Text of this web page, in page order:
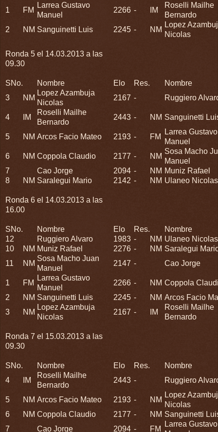
1 FM
Larrea Gustavo
Manuel
2266 - IM
Roselli Mailhe
Bernardo
2
NM Sanguinetti Luis 2245 - NM
Lopez
Nicolas
Ronda 5 el 14.03.2013 a las
09.30
SNo. Nombre Elo Res.
Nombre
3
NM
Lopez Azambuja
Nicolas
2167 - Ruggiero
4 IM
Roselli Mailhe
Bernardo
2443 - NM Sanguinetti
5 NM Arcos Facio Mateo 2193 - FM
Larrea Gustavo
Manuel
6
NM Coppola Claudio 2177 - NM
Sosa Macho
Manuel
7
Cao Jorge 2094 - NM Muniz Rafael
8
NM Saralegui Mario 2142 - NM Ulaneo Nicolas
Ronda 6 el 14.03.2013 a las
16.00
SNo. Nombre Elo Res.
Nombre
12
Ruggiero Alvaro 1983 - NM Ulaneo Nicolas
10
NM Muniz Rafael 2276 - NM Saralegui
11
NM
Sosa Macho Juan
Manuel
2147 - Cao Jorge
1 FM
Larrea Gustavo
Manuel
2266 - NM Coppola
2
NM Sanguinetti Luis 2245 - NM Arcos Facio
3
NM
Lopez Azambuja
Nicolas
2167 - IM
Roselli Mailhe
Bernardo
Ronda 7 el 15.03.2013 a las
09.30
SNo. Nombre Elo Res.
Nombre
4
IM
Roselli Mailhe
Bernardo
2443 - Ruggiero
5 NM Arcos Facio Mateo 2193 - NM
Lopez
Nicolas
6
NM Coppola Claudio 2177 - NM Sanguinetti
7
Cao Jorge 2094 - FM
Larrea Gustavo